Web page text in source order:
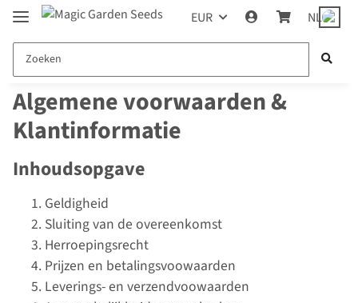
EUR NL
Algemene voorwaarden &
Klantinformatie
Inhoudsopgave
Geldigheid
Sluiting van de overeenkomst
Herroepingsrecht
Prijzen en betalingsvoowaarden
Leverings- en verzendvoowaarden